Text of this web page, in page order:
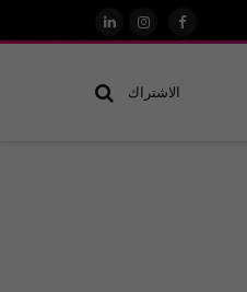
فيسبوكالانستغرام
لينكدإن
الاشتراك